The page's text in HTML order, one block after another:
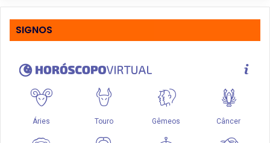
SIGNOS